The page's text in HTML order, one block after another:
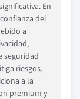
En
del
a
seguridad
riesgos,
a la
premium y